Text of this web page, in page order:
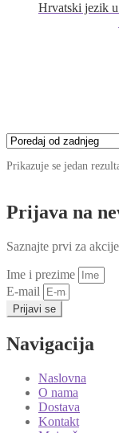
Hrvatski jezik
Prikazuje se jedan
Prijava na
Saznajte prvi za
Ime i prezime
E-mail
Prijavi se
Navigacija
Naslovna
O nama
Dostava
Kontakt